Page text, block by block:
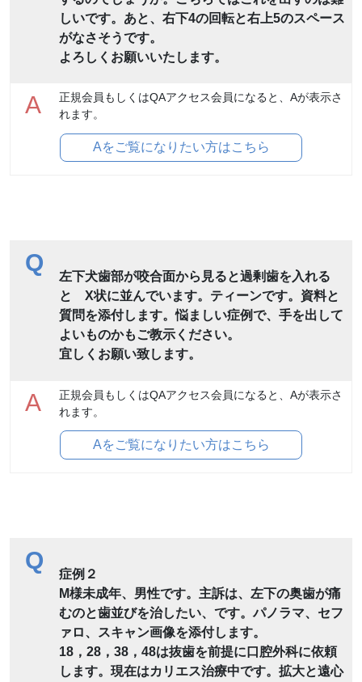
しいです。あと、右下4の回転と右上5のスペース
がなさそうです。
よろしくお願いいたします。
A
正規会員もしくはQAアクセス会員になると、Aが表示さ
れます。
Aをご覧になりたい方はこちら
Q
左下犬歯部が咬合面から見ると過剰歯を入れる
と X状に並んでいます。ティーンです。資料と
質問を添付します。悩ましい症例で、手を出して
よいものかもご教示ください。
宜しくお願い致します。
A
正規会員もしくはQAアクセス会員になると、Aが表示さ
れます。
Aをご覧になりたい方はこちら
Q
症例２
M様未成年、男性です。主訴は、左下の奥歯が痛
むのと歯並びを治したい、です。パノラマ、セフ
ァロ、スキャン画像を添付します。
18，28，38，48は抜歯を前提に口腔外科に依頼
します。現在はカリエス治療中です。拡大と遠心